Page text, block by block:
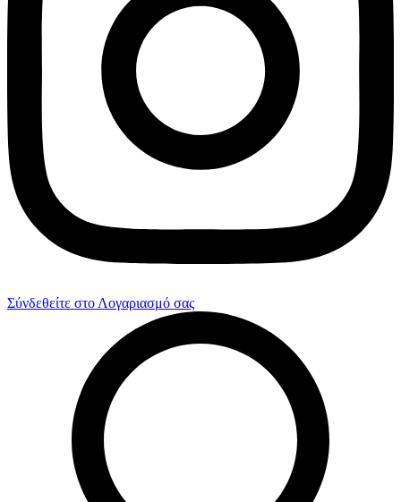
Σύνδεθείτε στο Λογαριασμό σας